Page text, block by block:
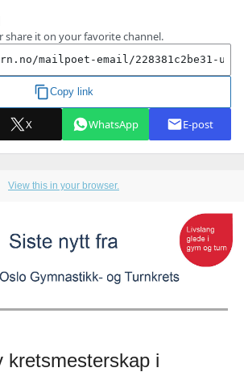
View this in your browser.
kretsmesterskap i